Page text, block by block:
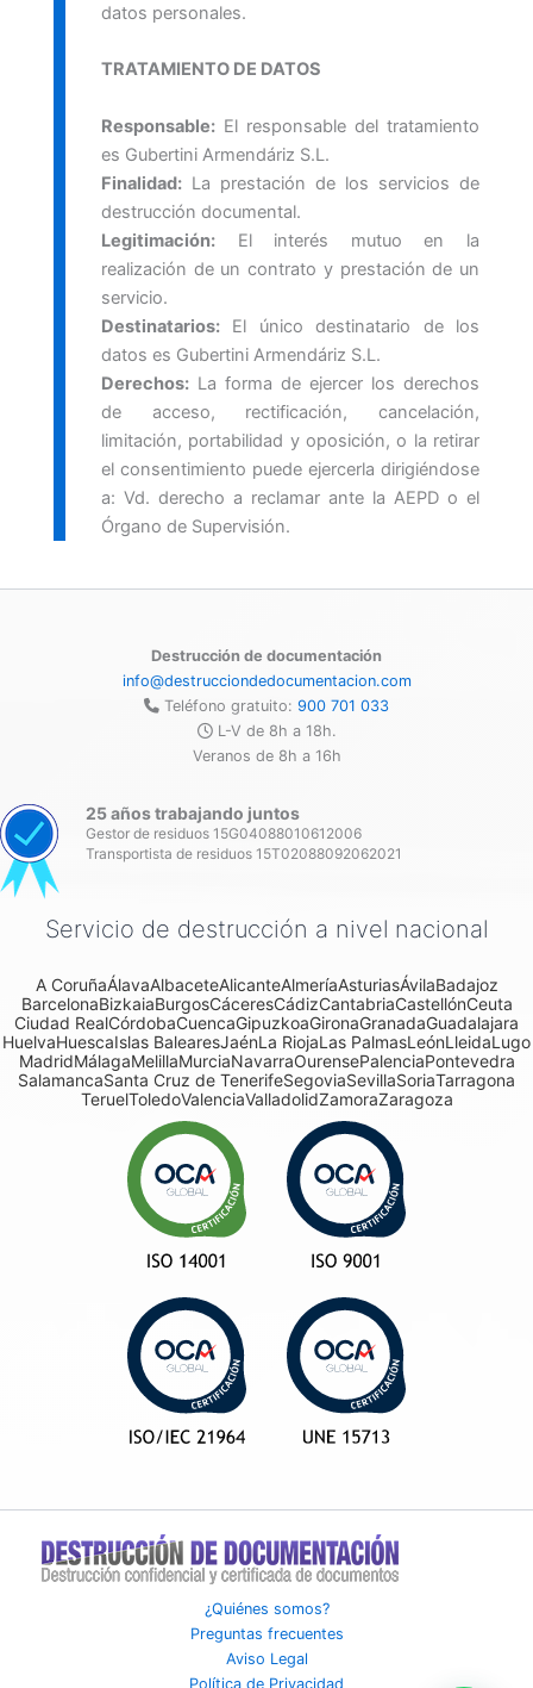
datos personales.
TRATAMIENTO DE DATOS
Responsable: El responsable del tratamiento
es Gubertini Armendáriz S.L.
Finalidad: La prestación de los servicios de
destrucción documental.
Legitimación: El interés mutuo en la
realización de un contrato y prestación de un
servicio.
Destinatarios: El único destinatario de los
datos es Gubertini Armendáriz S.L.
Derechos: La forma de ejercer los derechos
de acceso, rectificación, cancelación,
limitación, portabilidad y oposición, o la retirar
el consentimiento puede ejercerla dirigiéndose
a: Vd. derecho a reclamar ante la AEPD o el
Órgano de Supervisión.
Destrucción de documentación
info@destrucciondedocumentacion.com
Teléfono gratuito: 900 701 033
L-V de 8h a 18h.
Veranos de 8h a 16h
25 años trabajando juntos
Gestor de residuos 15G04088010612006
Transportista de residuos 15T02088092062021
Servicio de destrucción a nivel nacional
A CoruñaÁlavaAlbaceteAlicanteAlmeríaAsturiasÁvilaBadajoz
BarcelonaBizkaiaBurgosCáceresCádizCantabriaCastellónCeuta
Ciudad RealCórdobaCuencaGipuzkoaGironaGranadaGuadalajara
HuelvaHuescaIslas BalearesJaénLa RiojaLas PalmasLeónLleidaLugo
MadridMálagaMelillaMurciaNavarraOurensePalenciaPontevedra
SalamancaSanta Cruz de TenerifeSegoviaSevillaSoriaTarragona
TeruelToledoValenciaValladolidZamoraZaragoza
¿Quiénes somos?
Preguntas frecuentes
Aviso Legal
Política de Privacidad